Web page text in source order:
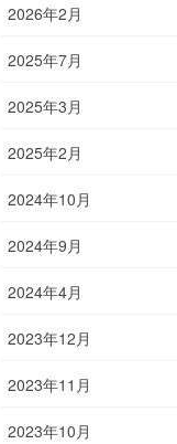
2026年2月
2025年7月
2025年3月
2025年2月
2024年10月
2024年9月
2024年4月
2023年12月
2023年11月
2023年10月